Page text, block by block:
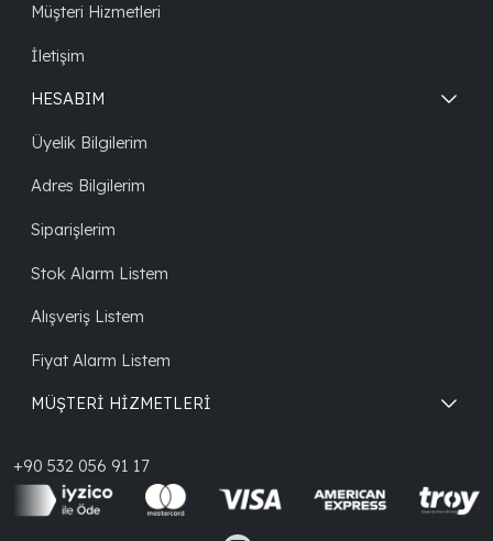
Müşteri Hizmetleri
İletişim
HESABIM
Üyelik Bilgilerim
Adres Bilgilerim
Siparişlerim
Stok Alarm Listem
Alışveriş Listem
Fiyat Alarm Listem
MÜŞTERİ HİZMETLERİ
+90 532 056 91 17